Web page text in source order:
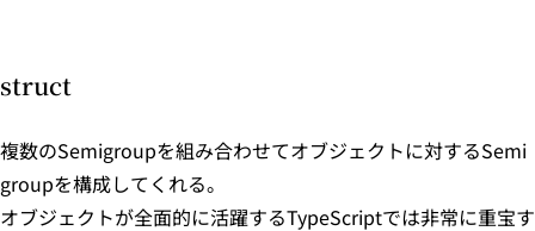
struct
複数のSemigroupを組み合わせてオブジェクトに対するSemi
groupを構成してくれる。
オブジェクトが全面的に活躍するTypeScriptでは非常に重宝す